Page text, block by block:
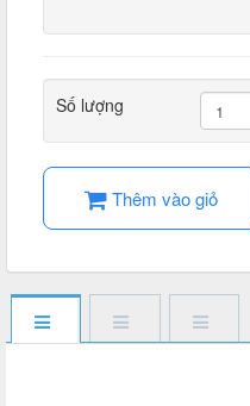
Số lượng
Thêm vào giỏ